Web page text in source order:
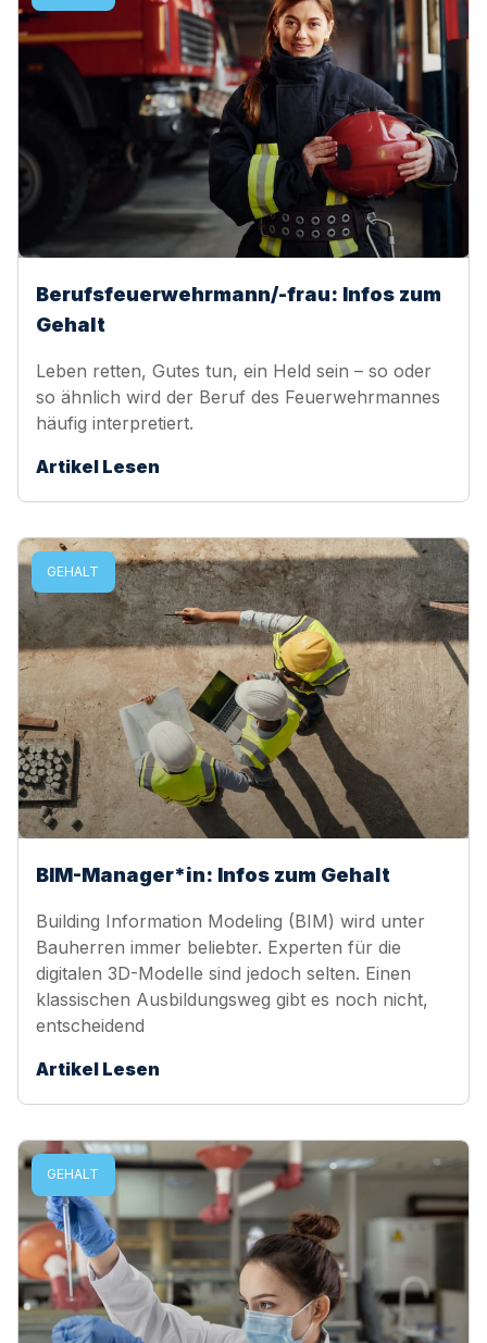
Berufsfeuerwehrmann/-frau: Infos zum
Gehalt
Leben retten, Gutes tun, ein Held sein – so oder
so ähnlich wird der Beruf des Feuerwehrmannes
häufig interpretiert.
Artikel Lesen
GEHALT
BIM-Manager*in: Infos zum Gehalt
Building Information Modeling (BIM) wird unter
Bauherren immer beliebter. Experten für die
digitalen 3D-Modelle sind jedoch selten. Einen
klassischen Ausbildungsweg gibt es noch nicht,
entscheidend
Artikel Lesen
GEHALT